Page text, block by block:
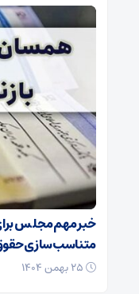
خبر مهم مجلس
متناسب‌سازی